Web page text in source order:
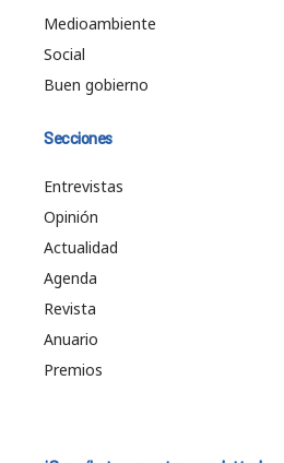
Medioambiente
Social
Buen gobierno
Secciones
Entrevistas
Opinión
Actualidad
Agenda
Revista
Anuario
Premios